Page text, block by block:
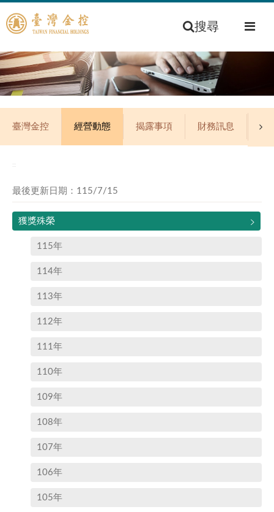
搜尋
臺灣金控 經營動態 揭露事項 財務訊息 公
最後更新日期：115/7/15
獲獎殊榮
115年
114年
113年
112年
111年
110年
109年
108年
107年
106年
105年